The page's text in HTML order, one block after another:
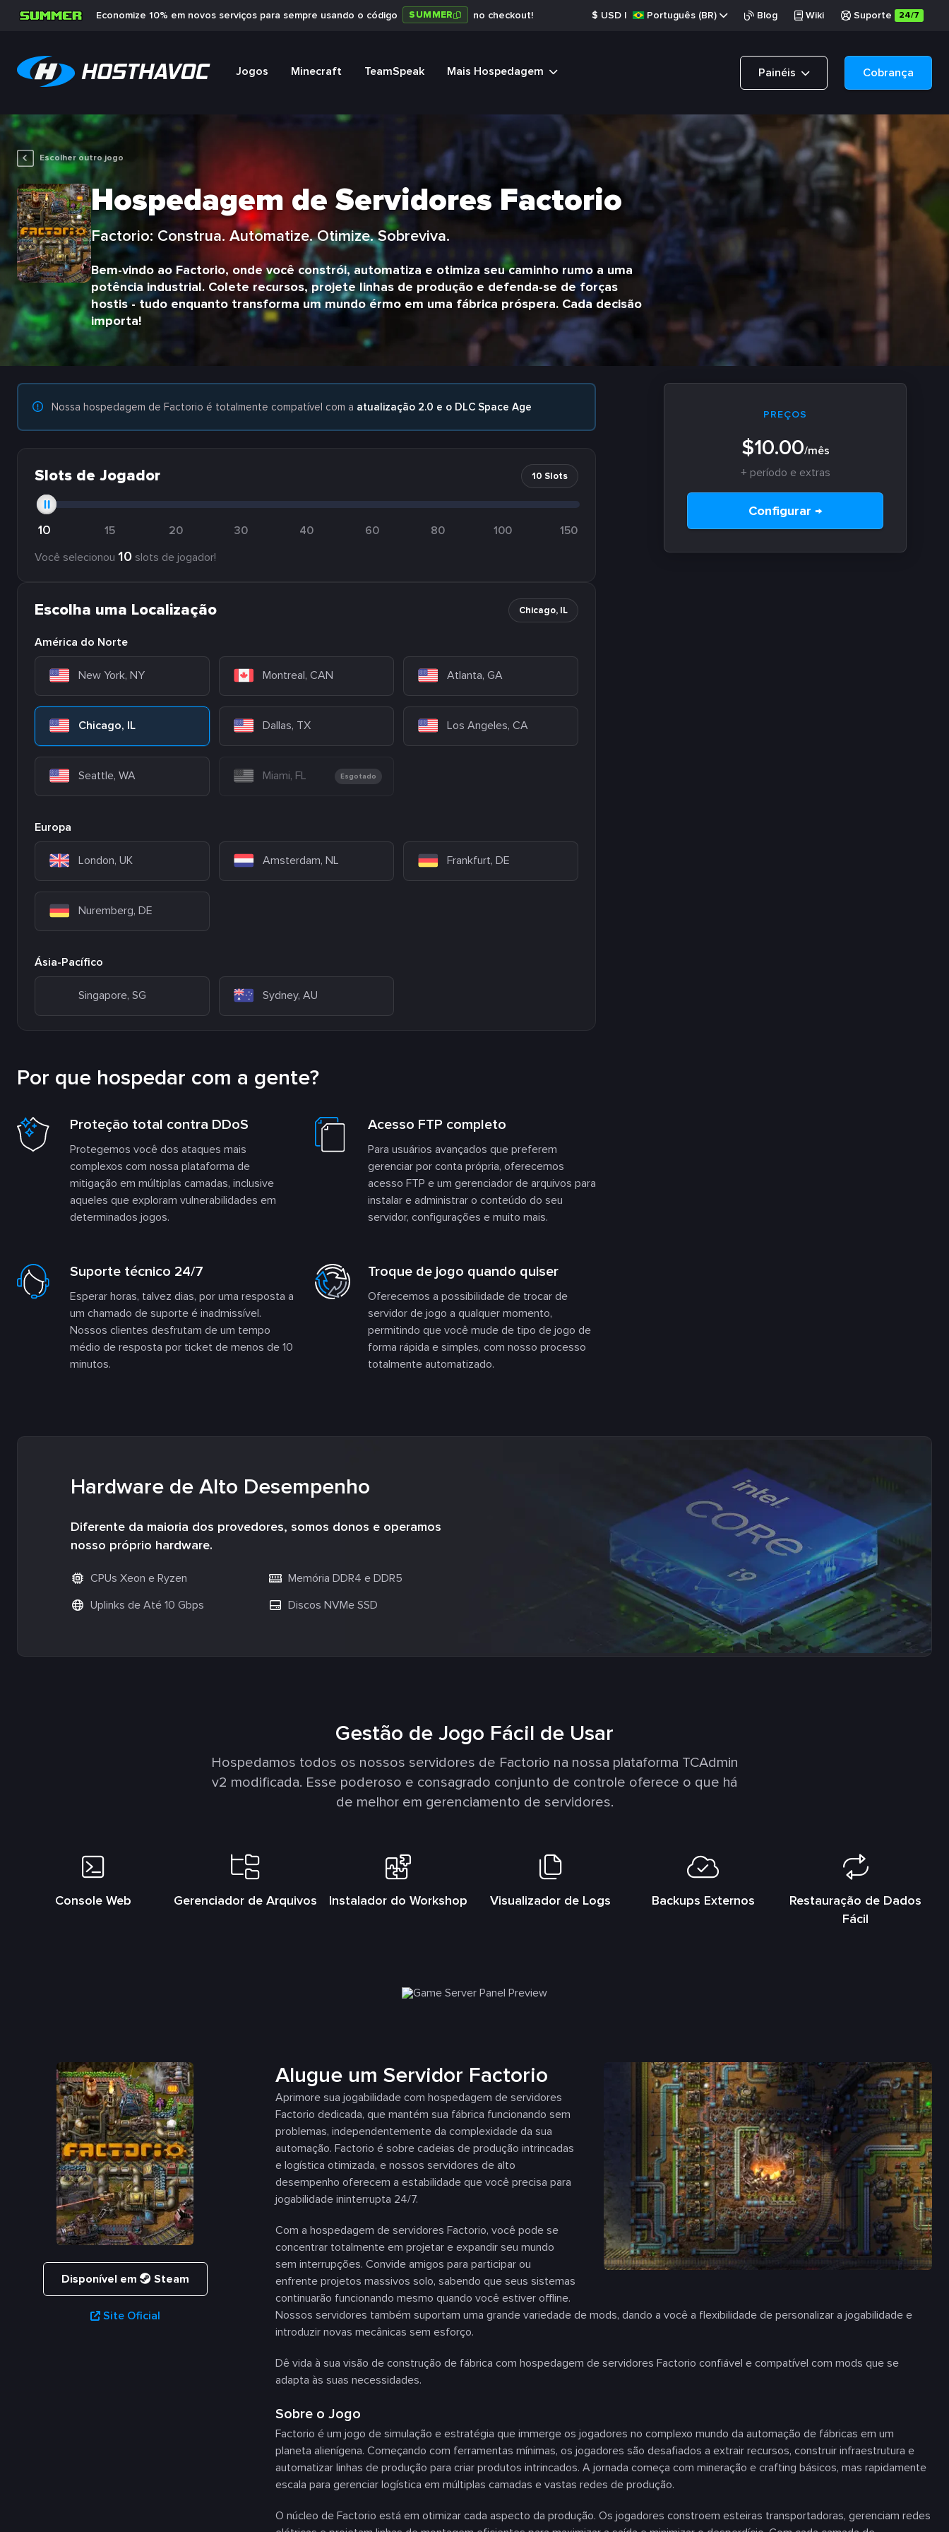
Economize 10% em novos serviços para sempre usando o código SUMMER no checkout! $ USD | Português (BR) Blog Wiki Suporte 24/7
Jogos Minecraft TeamSpeak Mais Hospedagem Painéis Cobrança
Escolher outro jogo
Hospedagem de Servidores Factorio
Factorio: Construa. Automatize. Otimize. Sobreviva.
Bem-vindo ao Factorio, onde você constrói, automatiza e otimiza seu caminho rumo a uma
potência industrial. Colete recursos, projete linhas de produção e defenda-se de forças
hostis - tudo enquanto transforma um mundo érmo em uma fábrica próspera. Cada decisão
importa!
Nossa hospedagem de Factorio é totalmente compatível com a atualização 2.0 e o DLC Space Age
Slots de Jogador 10 Slots
10 15 20 30 40 60 80 100
150
Você selecionou 10 slots de jogador!
Escolha uma Localização Chicago, IL
América do Norte
New York, NY Montreal, CAN Atlanta, GA
Chicago, IL Dallas, TX Los Angeles, CA
Seattle, WA Miami, FL Esgotado
Europa
London, UK Amsterdam, NL Frankfurt, DE
Nuremberg, DE
Ásia-Pacífico
Singapore, SG Sydney, AU
Por que hospedar com a gente?
Proteção total contra DDoS
Protegemos você dos ataques mais
complexos com nossa plataforma de
mitigação em múltiplas camadas, inclusive
aqueles que exploram vulnerabilidades em
determinados jogos.
Acesso FTP completo
Para usuários avançados que preferem
gerenciar por conta própria, oferecemos
acesso FTP e um gerenciador de arquivos para
instalar e administrar o conteúdo do seu
servidor, configurações e muito mais.
Suporte técnico 24/7
Esperar horas, talvez dias, por uma resposta a
um chamado de suporte é inadmissível.
Nossos clientes desfrutam de um tempo
médio de resposta por ticket de menos de 10
minutos.
Troque de jogo quando quiser
Oferecemos a possibilidade de trocar de
servidor de jogo a qualquer momento,
permitindo que você mude de tipo de jogo de
forma rápida e simples, com nosso processo
totalmente automatizado.
PREÇOS
$10.00/mês
+ período e extras
Configurar →
Hardware de Alto Desempenho
Diferente da maioria dos provedores, somos donos e operamos
nosso próprio hardware.
CPUs Xeon e Ryzen
Memória DDR4 e DDR5
Uplinks de Até 10 Gbps
Discos NVMe SSD
Gestão de Jogo Fácil de Usar
Hospedamos todos os nossos servidores de Factorio na nossa plataforma TCAdmin
v2 modificada. Esse poderoso e consagrado conjunto de controle oferece o que há
de melhor em gerenciamento de servidores.
Console Web Gerenciador de Arquivos Instalador do Workshop Visualizador de Logs Backups Externos
Restauração de Dados
Fácil
Disponível em Steam
Site Oficial
Alugue um Servidor Factorio
Aprimore sua jogabilidade com hospedagem de servidores
Factorio dedicada, que mantém sua fábrica funcionando sem
problemas, independentemente da complexidade da sua
automação. Factorio é sobre cadeias de produção intrincadas
e logística otimizada, e nossos servidores de alto
desempenho oferecem a estabilidade que você precisa para
jogabilidade ininterrupta 24/7.
Com a hospedagem de servidores Factorio, você pode se
concentrar totalmente em projetar e expandir seu mundo
sem interrupções. Convide amigos para participar ou
enfrente projetos massivos solo, sabendo que seus sistemas
continuarão funcionando mesmo quando você estiver offline.
Nossos servidores também suportam uma grande variedade de mods, dando a você a flexibilidade de personalizar a jogabilidade e
introduzir novas mecânicas sem esforço.
Dê vida à sua visão de construção de fábrica com hospedagem de servidores Factorio confiável e compatível com mods que se
adapta às suas necessidades.
Sobre o Jogo
Factorio é um jogo de simulação e estratégia que immerge os jogadores no complexo mundo da automação de fábricas em um
planeta alienígena. Começando com ferramentas mínimas, os jogadores são desafiados a extrair recursos, construir infraestrutura e
automatizar linhas de produção para criar produtos intrincados. A jornada começa com mineração e crafting básicos, mas rapidamente
escala para gerenciar logística em múltiplas camadas e vastas redes de produção.
O núcleo de Factorio está em otimizar cada aspecto da produção. Os jogadores constroem esteiras transportadoras, gerenciam redes